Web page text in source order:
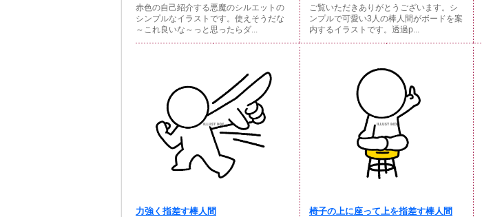
赤色の自己紹介する悪魔のシルエットの
シンプルなイラストです。使えそうだな
～これ良いな～っと思ったらダ...
ご覧いただきありがとうございます。シ
ンプルで可愛い3人の棒人間がボードを案
内するイラストです。透過p...
力強く指差す棒人間 椅子の上に座って上を指差す棒人間